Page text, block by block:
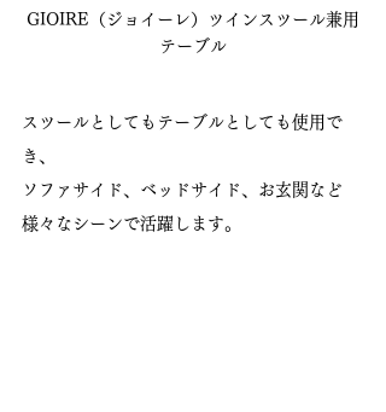
GIOIRE（ジョイーレ）ツインスツール兼用
テーブル
スツールとしてもテーブルとしても使用で
き、
ソファサイド、ベッドサイド、お玄関など
様々なシーンで活躍します。